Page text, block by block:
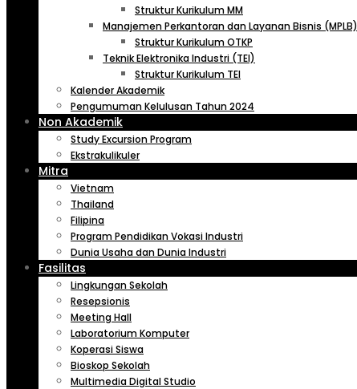
Struktur Kurikulum MM
Manajemen Perkantoran dan Layanan Bisnis (MPLB)
Struktur Kurikulum OTKP
Teknik Elektronika Industri (TEI)
Struktur Kurikulum TEI
Kalender Akademik
Pengumuman Kelulusan Tahun 2024
Non Akademik
Study Excursion Program
Ekstrakulikuler
Mitra
Vietnam
Thailand
Filipina
Program Pendidikan Vokasi Industri
Dunia Usaha dan Dunia Industri
Fasilitas
Lingkungan Sekolah
Resepsionis
Meeting Hall
Laboratorium Komputer
Koperasi Siswa
Bioskop Sekolah
Multimedia Digital Studio